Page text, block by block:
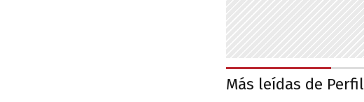
Más leídas de Perfil